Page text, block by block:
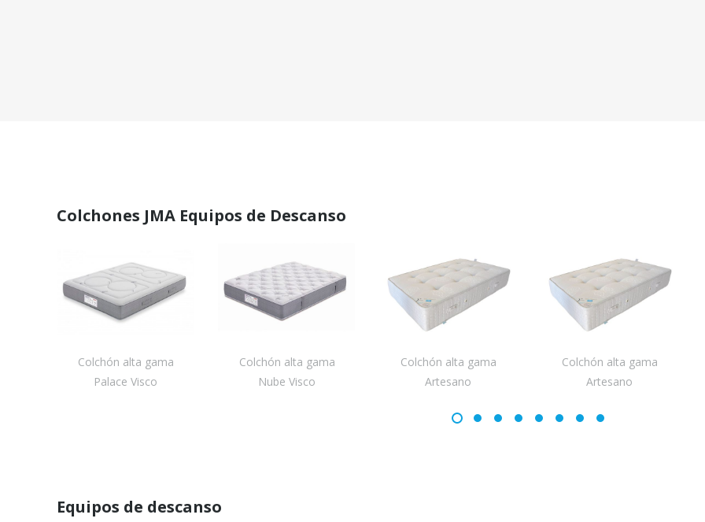
Colchones JMA Equipos de Descanso
Colchón alta gama
Palace Visco
Colchón alta gama
Nube Visco
Colchón alta gama
Artesano
Colchón alta gama
Artesano
Equipos de descanso